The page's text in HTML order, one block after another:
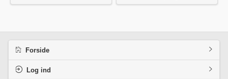
Forside
Log ind